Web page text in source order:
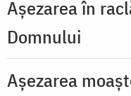
Așezarea în
Domnului
Așezarea